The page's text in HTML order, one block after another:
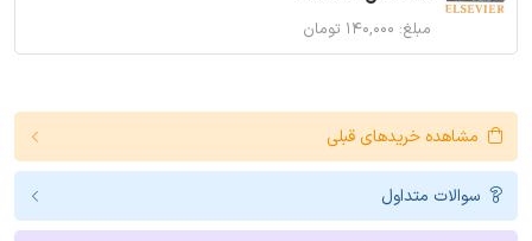
مبلغ: ۱۴۰,۰۰۰ تومان
مشاهده خریدهای قبلی
سوالات متداول